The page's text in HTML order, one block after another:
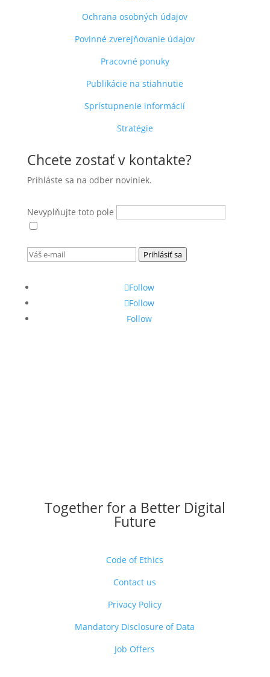
Ochrana osobných údajov
Povinné zverejňovanie údajov
Pracovné ponuky
Publikácie na stiahnutie
Sprístupnenie informácií
Stratégie
Chcete zostať v kontakte?
Prihláste sa na odber noviniek.
Nevyplňujte toto pole
Prihlásiť sa
Follow
Follow
Follow
Together for a Better Digital
Future
Code of Ethics
Contact us
Privacy Policy
Mandatory Disclosure of Data
Job Offers